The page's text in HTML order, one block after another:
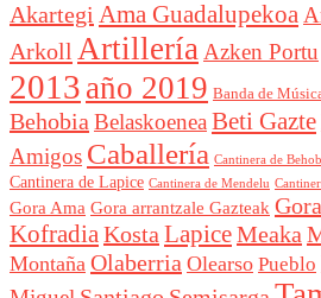
Akartegi Ama Guadalupekoa
Arkoll Artillería Azken Portu
2013 año 2019 Banda de
Behobia Belaskoenea Beti Gazte
Amigos Caballería Cantinera de
Cantinera de Lapice Cantinera de Mendelu
Gora Ama Gora arrantzale Gazteak
Kofradia Kosta LapiceMeaka
Montaña Olaberria Olearso Pueblo